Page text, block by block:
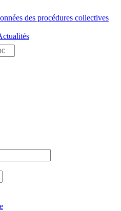
des procédures collectives